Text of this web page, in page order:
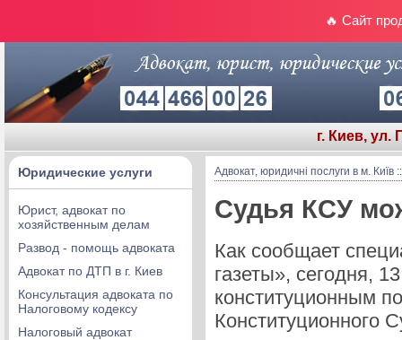
🔥 Сайт
г. Киев, ул.
Юридические услуги
Юрист, адвокат по
хозяйственным делам
Развод - помощь адвоката
Адвокат по ДТП в г. Киев
Консультация адвоката по
Налоговому кодексу
Налоговый адвокат
Адвокат, юридичні послуги в м. Київ
Судья КСУ
Как сообщает
газеты», сегодня,
конституционным
Конституционного